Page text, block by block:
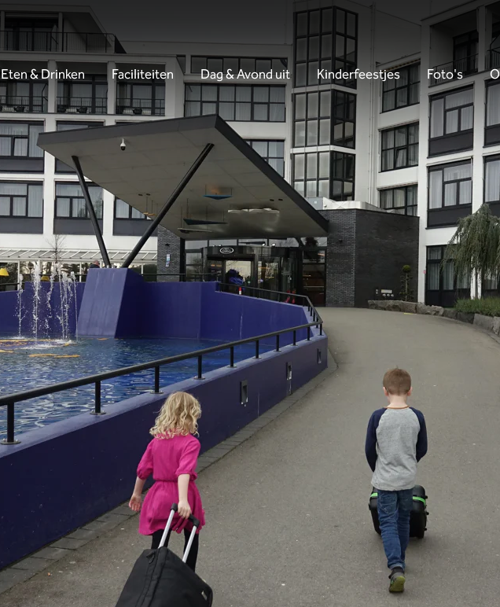
Eten & Drinken Faciliteiten Dag & Avond uit Kinderfeestjes Foto's